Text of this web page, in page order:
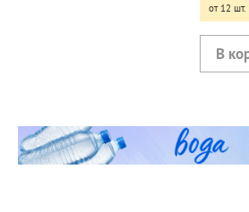
от 12 шт.